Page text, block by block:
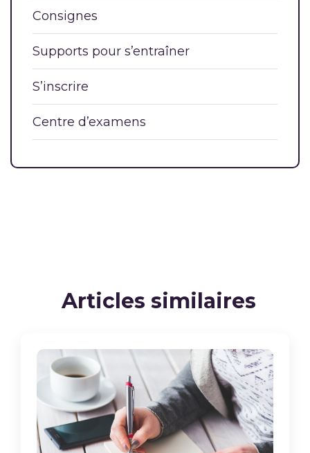
Consignes
Supports pour s’entraîner
S’inscrire
Centre d’examens
Articles similaires